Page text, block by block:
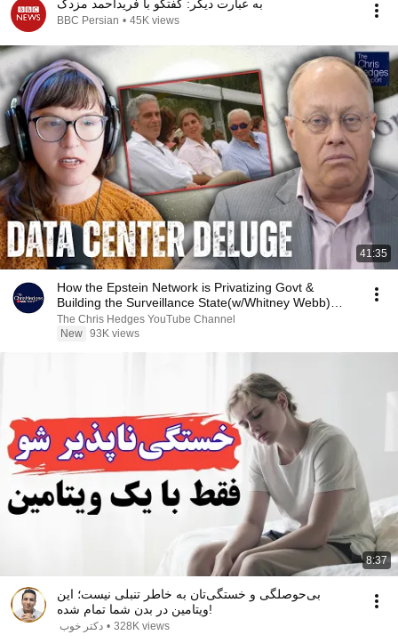
به عبارت دیگر: گفتگو با فریداحمد مزدک
BBC Persian • 45K views
41:35
How the Epstein Network is Privatizing Govt &
Building the Surveillance State(w/Whitney Webb)
|TCHR
The Chris Hedges YouTube Channel
New 93K views
8:37
بی‌حوصلگی و خستگی‌تان به خاطر تنبلی نیست؛ این
ویتامین در بدن شما تمام شده!
دکتر خوب • 328K views